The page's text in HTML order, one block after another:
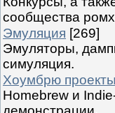
сообщества
Эмуляция [269]
Эмуляторы,
симуляция.
Хоумбрю проекты
Homebrew и